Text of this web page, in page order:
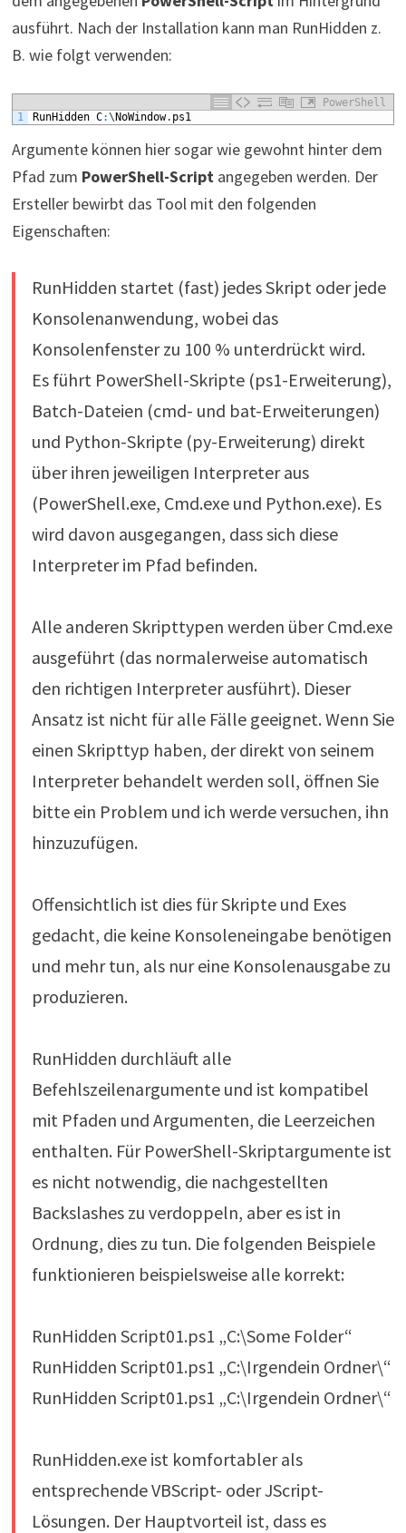
ausführt. Nach der Installation kann man RunHidden z.
B. wie folgt verwenden:
PowerShell
1
RunHidden C:\NoWindow. ps1
Argumente können hier sogar wie gewohnt hinter dem
Pfad zum PowerShell-Script angegeben werden. Der
Ersteller bewirbt das Tool mit den folgenden
Eigenschaften:
RunHidden startet (fast) jedes Skript oder jede
Konsolenanwendung, wobei das
Konsolenfenster zu 100 % unterdrückt wird.
Es führt PowerShell-Skripte (ps1-Erweiterung),
Batch-Dateien (cmd- und bat-Erweiterungen)
und Python-Skripte (py-Erweiterung) direkt
über ihren jeweiligen Interpreter aus
(PowerShell.exe, Cmd.exe und Python.exe). Es
wird davon ausgegangen, dass sich diese
Interpreter im Pfad befinden.
Alle anderen Skripttypen werden über Cmd.exe
ausgeführt (das normalerweise automatisch
den richtigen Interpreter ausführt). Dieser
Ansatz ist nicht für alle Fälle geeignet. Wenn Sie
einen Skripttyp haben, der direkt von seinem
Interpreter behandelt werden soll, öffnen Sie
bitte ein Problem und ich werde versuchen, ihn
hinzuzufügen.
Offensichtlich ist dies für Skripte und Exes
gedacht, die keine Konsoleneingabe benötigen
und mehr tun, als nur eine Konsolenausgabe zu
produzieren.
RunHidden durchläuft alle
Befehlszeilenargumente und ist kompatibel
mit Pfaden und Argumenten, die Leerzeichen
enthalten. Für PowerShell-Skriptargumente ist
es nicht notwendig, die nachgestellten
Backslashes zu verdoppeln, aber es ist in
Ordnung, dies zu tun. Die folgenden Beispiele
funktionieren beispielsweise alle korrekt:
RunHidden Script01.ps1 „C:\Some Folder“
RunHidden Script01.ps1 „C:\Irgendein Ordner\“
RunHidden Script01.ps1 „C:\Irgendein Ordner\“
RunHidden.exe ist komfortabler als
entsprechende VBScript- oder JScript-
Lösungen. Der Hauptvorteil ist, dass es